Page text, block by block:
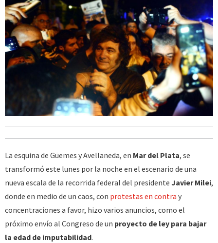
La esquina de Güemes y Avellaneda, en Mar del Plata, se
transformó este lunes por la noche en el escenario de una
nueva escala de la recorrida federal del presidente Javier Milei,
donde en medio de un caos, con protestas en contra y
concentraciones a favor, hizo varios anuncios, como el
próximo envío al Congreso de un proyecto de ley para bajar
la edad de imputabilidad.